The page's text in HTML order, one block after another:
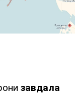
завдала